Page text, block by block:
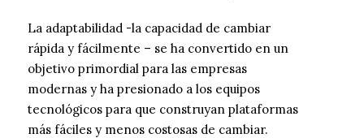
La adaptabilidad -la capacidad de cambiar
rápida y fácilmente – se ha convertido en un
objetivo primordial para las empresas
modernas y ha presionado a los equipos
tecnológicos para que construyan plataformas
más fáciles y menos costosas de cambiar.